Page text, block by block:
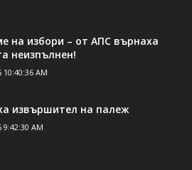
на избори – от АПС върнаха
неизпълнен!
10:40:36 AM
извършител на палеж
9:42:30 AM